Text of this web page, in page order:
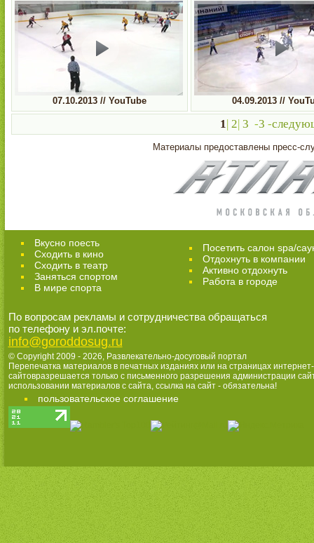
07.10.2013 // YouTube 04.09.2013 //
1| 2| 3 -3 -
Материалы предоставлены пресс-
Вкусно поесть
Сходить в кино
Cходить в театр
Заняться спортом
В мире спорта
Посетить салон spa/
Отдохнуть в компании
Активно отдохнуть
Работа в городе
По вопросам рекламы и сотрудничества обращаться
по телефону и эл.почте:
info@goroddosug.ru
© Copyright 2009 - 2026, Развлекательно-досуговый портал
Перепечатка материалов в печатных изданиях или на страницах интернет-
сайтовразрешается только с письменного разрешения администрации
использовании материалов с сайта, ссылка на сайт - обязательна!
пользовательское соглашение